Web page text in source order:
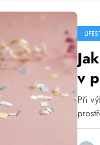
v
Při